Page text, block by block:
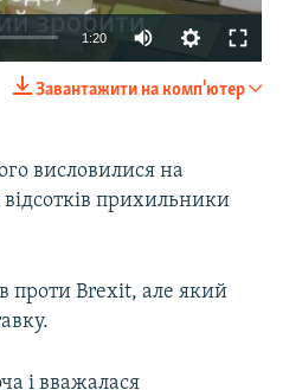
1:20
Завантажити на комп'ютер
висловилися на
прихильники
проти Brexit, але який
і вважалася